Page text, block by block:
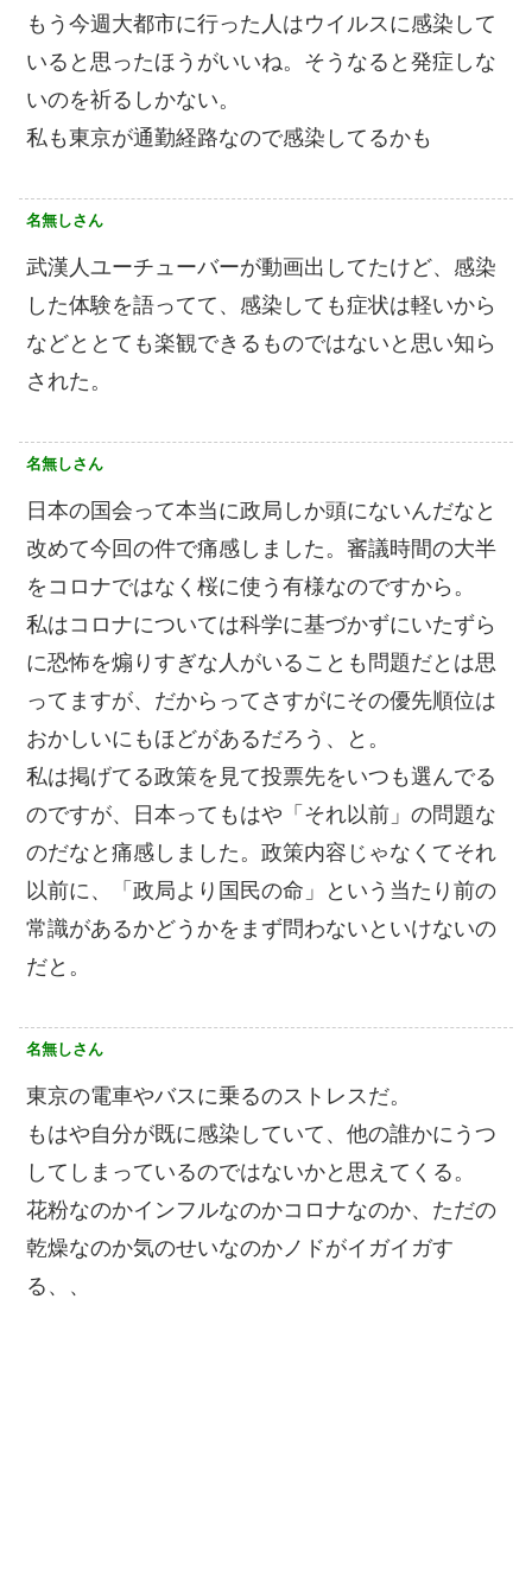
もう今週大都市に行った人はウイルスに感染して
いると思ったほうがいいね。そうなると発症しな
いのを祈るしかない。
私も東京が通勤経路なので感染してるかも
名無しさん
武漢人ユーチューバーが動画出してたけど、感染
した体験を語ってて、感染しても症状は軽いから
などととても楽観できるものではないと思い知ら
された。
名無しさん
日本の国会って本当に政局しか頭にないんだなと
改めて今回の件で痛感しました。審議時間の大半
をコロナではなく桜に使う有様なのですから。
私はコロナについては科学に基づかずにいたずら
に恐怖を煽りすぎな人がいることも問題だとは思
ってますが、だからってさすがにその優先順位は
おかしいにもほどがあるだろう、と。
私は掲げてる政策を見て投票先をいつも選んでる
のですが、日本ってもはや「それ以前」の問題な
のだなと痛感しました。政策内容じゃなくてそれ
以前に、「政局より国民の命」という当たり前の
常識があるかどうかをまず問わないといけないの
だと。
名無しさん
東京の電車やバスに乗るのストレスだ。
もはや自分が既に感染していて、他の誰かにうつ
してしまっているのではないかと思えてくる。
花粉なのかインフルなのかコロナなのか、ただの
乾燥なのか気のせいなのかノドがイガイガす
る、、